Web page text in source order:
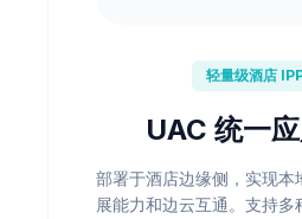
轻量级酒店
UAC 统一
部署于酒店边缘侧，实现本
展能力和边云互通。支持多